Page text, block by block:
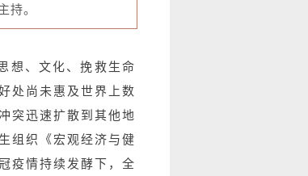
持。
想、文化、挽救生命
处尚未惠及世界上数
突迅速扩散到其他地
组织《宏观经济与健
疫情持续发酵下，全